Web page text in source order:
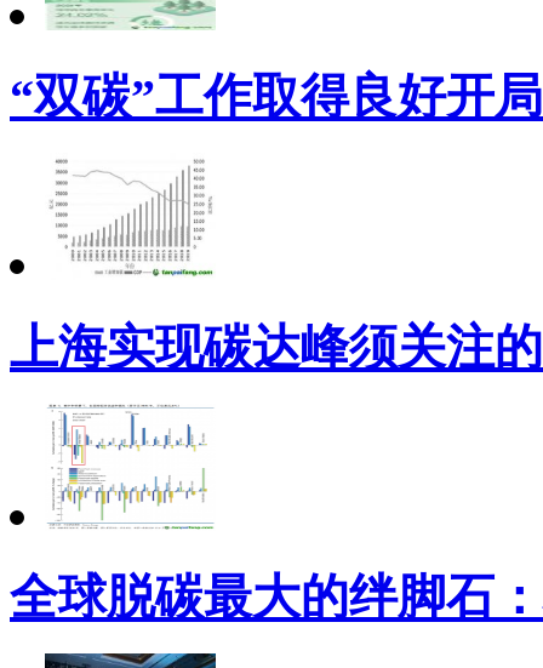
“双碳”工作取得良好开局
上海实现碳达峰须关注
全球脱碳最大的绊脚石